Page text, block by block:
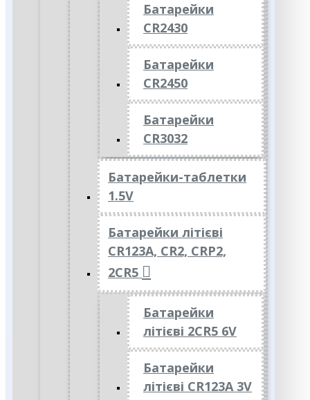
Батарейки
CR2430
Батарейки
CR2450
Батарейки
CR3032
Батарейки-таблетки
1.5V
Батарейки літієві
CR123A, CR2, CRP2,
2CR5
Батарейки
літієві 2CR5 6V
Батарейки
літієві CR123A 3V